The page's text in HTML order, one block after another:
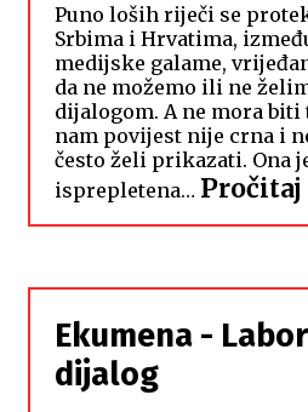
Puno loših riječi se
Srbima i Hrvatima,
medijske galame,
da ne možemo ili ne
dijalogom. A ne mora biti
nam povijest nije crna i
često želi prikazati. Ona
isprepletena… Pročitaj
Ekumena -
dijalog